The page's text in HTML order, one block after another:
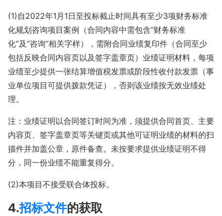
(1)自2022年1月1日至投标截止时间具有至少3项财务标准
化规划咨询项目案例（合同内容中需包含“财务标准
化”及“咨询”相关字样），需附合同业绩复印件（合同至少
包括反映合同内容页以及签字盖章页）业绩证明材料，每项
业绩至少提供一张结算增值税发票或阶段性收付款发票（事
业单位项目可提供拨款凭证），否则该业绩按无效业绩处
理。
注：业绩证明以合同签订时间为准，须提供合同首页、主要
内容页、签字盖章页等关键页或其他可证明业绩的材料的扫
描件并加盖公章，原件备查。未按要求提供业绩证明不得
分，同一份业绩不能重复得分。
(2)本项目不接受联合体投标。
4.招标文件的获取